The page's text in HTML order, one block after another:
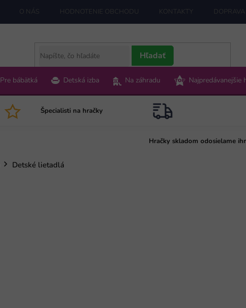
O NÁS HODNOTENIE OBCHODU KONTAKTY
Hľadať
Pre bábätká Detská izba Na záhradu Najpredávanejšie
Špecialisti na hračky
Hračky skladom odosielame
Detské lietadlá